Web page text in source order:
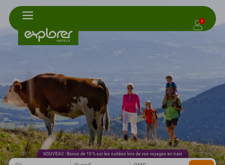
1
NOUVEAU : Bonus de 10 % sur les nuitées lors de vos voyages en train